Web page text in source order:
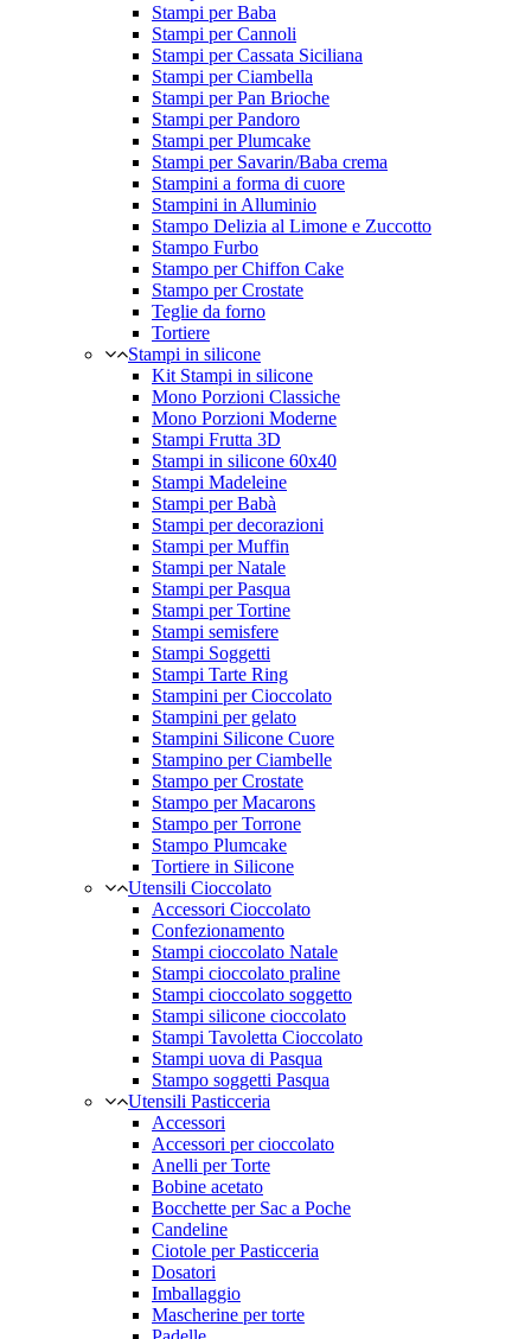
Stampi per Baba
Stampi per Cannoli
Stampi per Cassata Siciliana
Stampi per Ciambella
Stampi per Pan Brioche
Stampi per Pandoro
Stampi per Plumcake
Stampi per Savarin/Baba crema
Stampini a forma di cuore
Stampini in Alluminio
Stampo Delizia al Limone e Zuccotto
Stampo Furbo
Stampo per Chiffon Cake
Stampo per Crostate
Teglie da forno
Tortiere
Stampi in silicone
Kit Stampi in silicone
Mono Porzioni Classiche
Mono Porzioni Moderne
Stampi Frutta 3D
Stampi in silicone 60x40
Stampi Madeleine
Stampi per Babà
Stampi per decorazioni
Stampi per Muffin
Stampi per Natale
Stampi per Pasqua
Stampi per Tortine
Stampi semisfere
Stampi Soggetti
Stampi Tarte Ring
Stampini per Cioccolato
Stampini per gelato
Stampini Silicone Cuore
Stampino per Ciambelle
Stampo per Crostate
Stampo per Macarons
Stampo per Torrone
Stampo Plumcake
Tortiere in Silicone
Utensili Cioccolato
Accessori Cioccolato
Confezionamento
Stampi cioccolato Natale
Stampi cioccolato praline
Stampi cioccolato soggetto
Stampi silicone cioccolato
Stampi Tavoletta Cioccolato
Stampi uova di Pasqua
Stampo soggetti Pasqua
Utensili Pasticceria
Accessori
Accessori per cioccolato
Anelli per Torte
Bobine acetato
Bocchette per Sac a Poche
Candeline
Ciotole per Pasticceria
Dosatori
Imballaggio
Mascherine per torte